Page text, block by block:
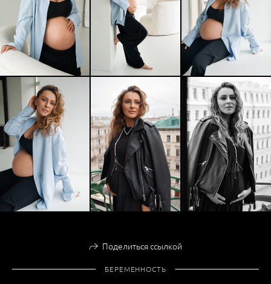
Поделиться ссылкой
БЕРЕМЕННОСТЬ